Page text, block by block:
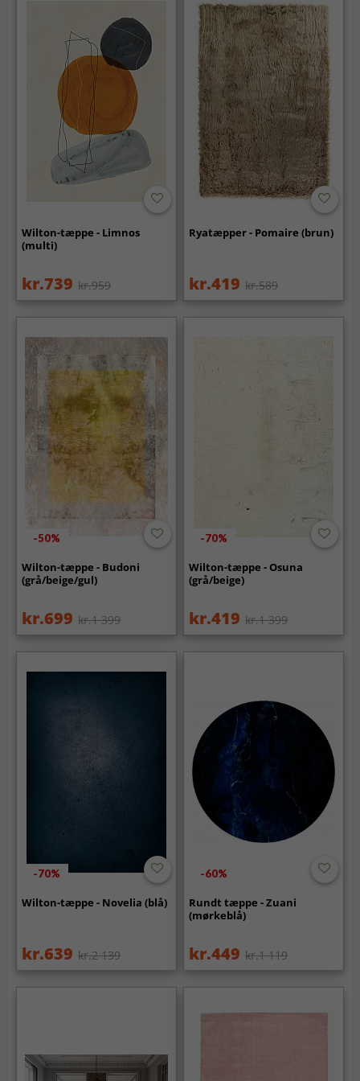
Wilton-tæppe - Limnos
(multi)
kr.739 kr.959
Ryatæpper - Pomaire (brun)
kr.419 kr.589
-50%
Wilton-tæppe - Budoni
(grå/beige/gul)
kr.699 kr.1 399
-70%
Wilton-tæppe - Osuna
(grå/beige)
kr.419 kr.1 399
-70%
Wilton-tæppe - Novelia (blå)
kr.639 kr.2 139
-60%
Rundt tæppe - Zuani
(mørkeblå)
kr.449 kr.1 119